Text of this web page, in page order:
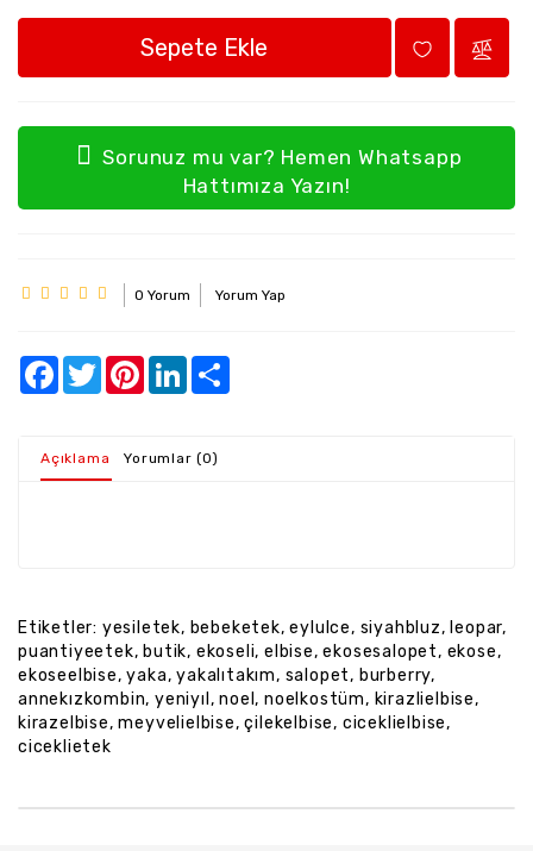
Sepete Ekle
Sorunuz mu var? Hemen Whatsapp
Hattımıza Yazın!
0 Yorum Yorum Yap
Açıklama Yorumlar (0)
Etiketler: yesiletek, bebeketek,eylulce, siyahbluz, leopar,
puantiyeetek, butik, ekoseli,elbise,ekosesalopet, ekose,
ekoseelbise,yaka,yakalıtakım, salopet, burberry,
annekızkombin,yeniyıl ,noel,noelkostüm, kirazlielbise,
kirazelbise,meyvelielbise,çilekelbise, ciceklielbise,
ciceklietek